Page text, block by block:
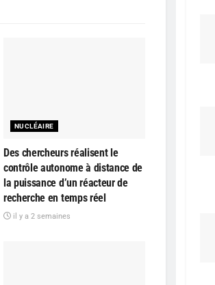
NUCLÉAIRE
Des chercheurs réalisent le
contrôle autonome à distance de
la puissance d’un réacteur de
recherche en temps réel
il y a 2 semaines